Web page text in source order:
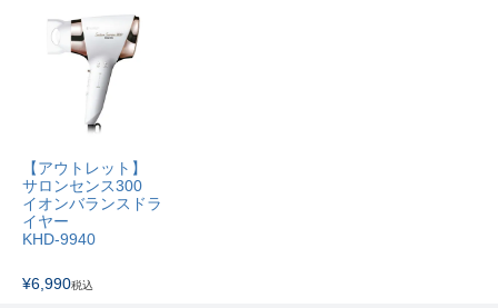
【アウトレット】
サロンセンス300
イオンバランスドラ
イヤー
KHD-9940
¥6,990税込